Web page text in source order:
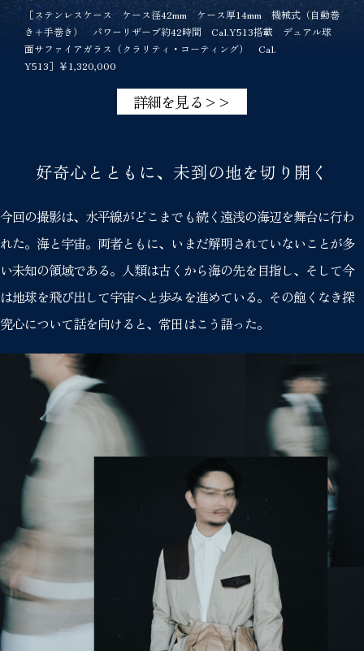
［ステンレスケース ケース径42mm ケース厚14mm 機械式（自動巻
き＋手巻き） パワーリザーブ約42時間 Cal.Y513搭載 デュアル球
面サファイアガラス（クラリティ・コーティング） Cal.
Y513］￥1,320,000
詳細を見る>>
好奇心とともに、未到の地を切り開く
今回の撮影は、水平線がどこまでも続く遠浅の海辺を舞台に行わ
れた。海と宇宙。両者ともに、いまだ解明されていないことが多
い未知の領域である。人類は古くから海の先を目指し、そして今
は地球を飛び出して宇宙へと歩みを進めている。その飽くなき探
究心について話を向けると、常田はこう語った。